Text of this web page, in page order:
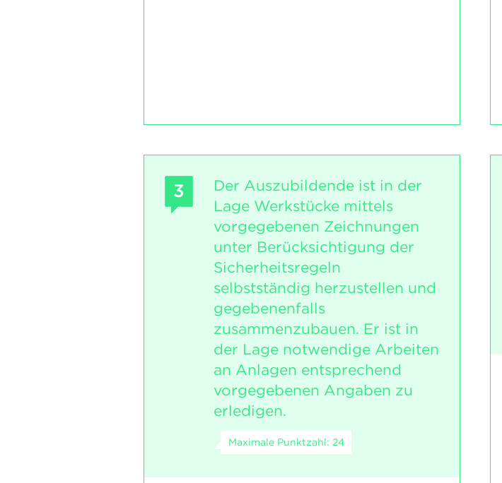
3
Der Auszubildende ist in der
Lage Werkstücke mittels
vorgegebenen Zeichnungen
unter Berücksichtigung der
Sicherheitsregeln
selbstständig herzustellen und
gegebenenfalls
zusammenzubauen. Er ist in
der Lage notwendige Arbeiten
an Anlagen entsprechend
vorgegebenen Angaben zu
erledigen.
Maximale Punktzahl: 24